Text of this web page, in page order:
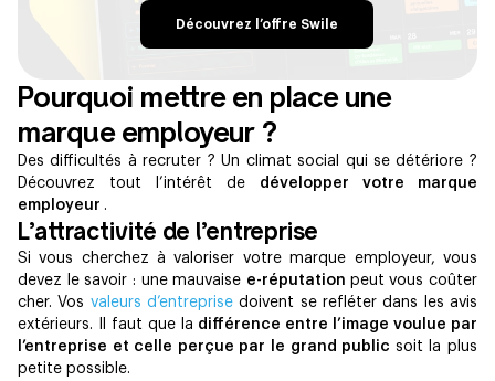
Découvrez l’offre Swile
Pourquoi mettre en place une
marque employeur ?
Des difficultés à recruter ? Un climat social qui se détériore ?
Découvrez tout l’intérêt de développer votre marque
employeur .
L’attractivité de l’entreprise
Si vous cherchez à valoriser votre marque employeur, vous
devez le savoir : une mauvaise e-réputation peut vous coûter
cher. Vos valeurs d’entreprisedoivent se refléter dans les avis
extérieurs. Il faut que la différence entre l’image voulue par
l’entreprise et celle perçue par le grand public soit la plus
petite possible.